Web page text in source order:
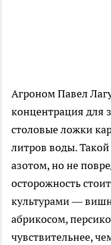
Агроном Павел
концентрация для
столовые ложки
литров воды.
азотом, но не
осторожность
культурами —
абрикосом,
чувствительнее,